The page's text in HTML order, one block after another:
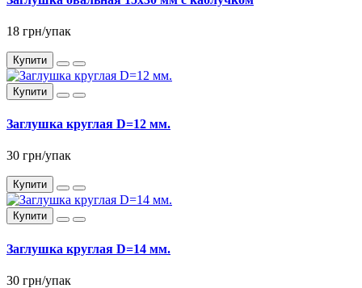
18 грн/упак
Купити
Купити
Заглушка круглая D=12 мм.
30 грн/упак
Купити
Купити
Заглушка круглая D=14 мм.
30 грн/упак